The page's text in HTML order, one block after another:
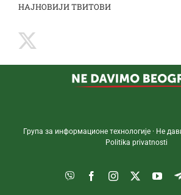
НАЈНОВИЈИ ТВИТОВИ
Група за информационе технологије · Не
Politika privatnosti
Viber FacebookInstagram
Twitter